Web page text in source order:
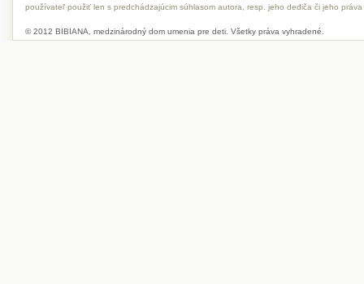
používateľ použiť len s predchádzajúcim súhlasom autora, resp. jeho dediča či jeho
© 2012 BIBIANA, medzinárodný dom umenia pre deti. Všetky práva vyhradené.